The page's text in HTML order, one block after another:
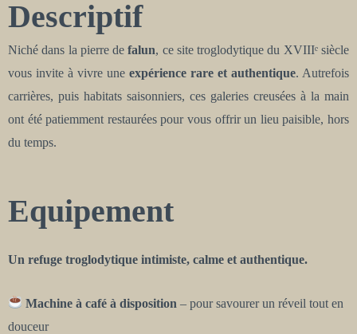
Descriptif
Niché dans la pierre defalun, ce site troglodytique du XVIIIᵉ siècle
vous invite à vivre une expérience rare et authentique. Autrefois
carrières, puis habitats saisonniers, ces galeries creusées à la main
ont été patiemment restaurées pour vous offrir un lieu paisible, hors
du temps.
Equipement
Un refuge troglodytique intimiste, calme et authentique.
Machine à café à disposition – pour savourer un réveil tout en
douceur